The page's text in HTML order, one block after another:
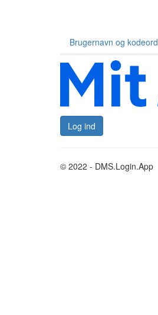
Brugernavn og kodeord
Log ind
© 2022 - DMS.Login.App